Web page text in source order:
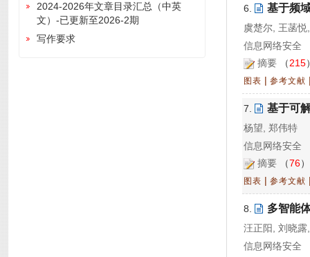
6. 基于频
虞楚尔, 王菡
信息网络安全
摘要 （215
图表 | 参考文献
7. 基于可
杨望, 郑伟特
信息网络安全
摘要 （76
图表 | 参考文献
8. 多智能
汪正阳, 刘晓
信息网络安全
2024-2026年文章目录汇总（中英
文）-已更新至2026-2期
写作要求